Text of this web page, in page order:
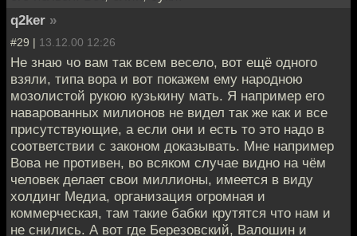
q2ker »
#29 | 13.12.00 12:26
Не знаю чо вам так всем весело, вот ещё одного
взяли, типа вора и вот покажем ему народною
мозолистой рукою кузькину мать. Я например его
наварованных милионов не видел так же как и все
присутствующие, а если они и есть то это надо в
соответствии с законом доказывать. Мне например
Вова не противен, во всяком случае видно на чём
человек делает свои миллионы, имеется в виду
холдинг Медиа, организация огромная и
коммерческая, там такие бабки крутятся что нам и
не снились. А вот где Березовский, Валошин и